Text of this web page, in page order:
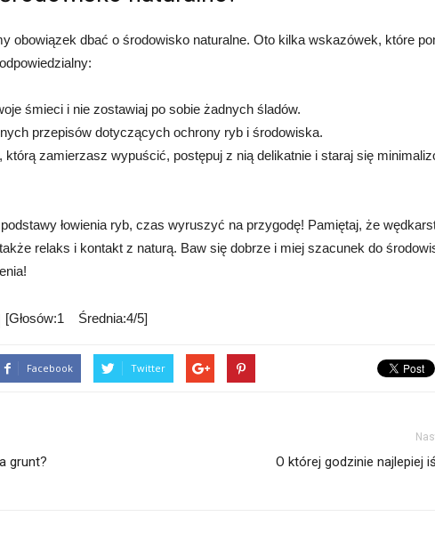
obowiązek dbać o środowisko naturalne. Oto kilka wskazówek, które
śmieci i nie zostawiaj po sobie żadnych śladów.
przepisów dotyczących ochrony ryb i środowiska.
którą zamierzasz wypuścić, postępuj z nią delikatnie i staraj się
łowienia ryb, czas wyruszyć na przygodę! Pamiętaj, że
relaks i kontakt z naturą. Baw się dobrze i miej szacunek do
[Głosów:1 Średnia:4/5]
Facebook Twitter
grunt? O której godzinie najlepiej